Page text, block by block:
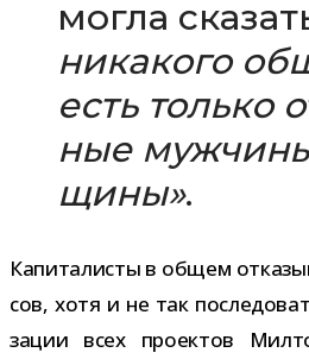
могла
ника­кого
есть только
ные
щины».
Капиталисты в общем
сов, хотя и не так
за­ции всех про­ек­тов